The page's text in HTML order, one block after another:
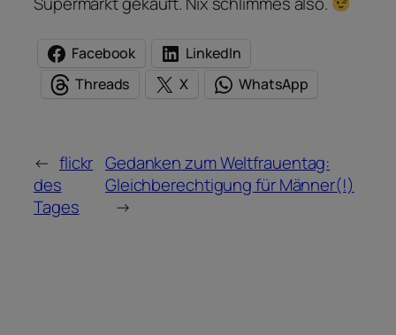
Facebook
LinkedIn
Threads
X WhatsApp
← flickr
des
Tages
Gedanken zum Weltfrauentag:
Gleichberechtigung für Männer(!)
→